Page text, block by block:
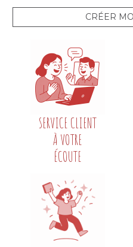
CRÉER
SERVICE CLIENT
À VOTRE
ÉCOUTE